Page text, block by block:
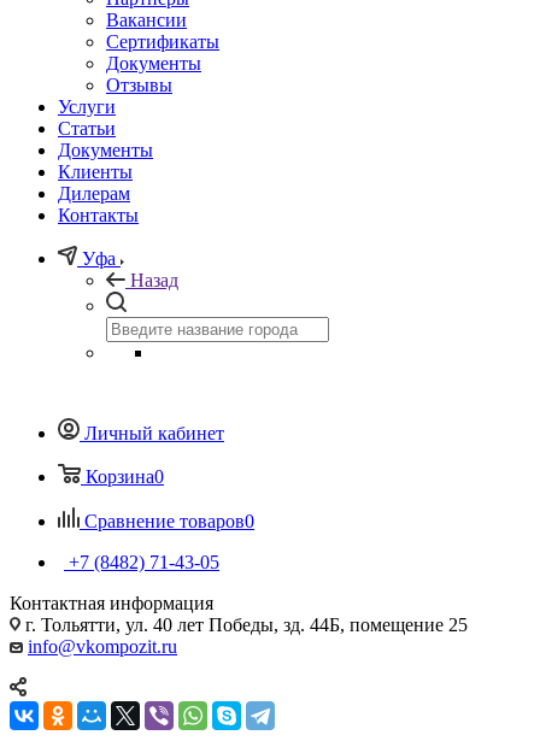
Вакансии
Сертификаты
Документы
Отзывы
Услуги
Статьи
Документы
Клиенты
Дилерам
Контакты
Уфа
Назад
Личный кабинет
Корзина0
Сравнение товаров0
+7 (8482) 71-43-05
Контактная информация
г. Тольятти, ул. 40 лет Победы, зд. 44Б, помещение 25
info@vkompozit.ru